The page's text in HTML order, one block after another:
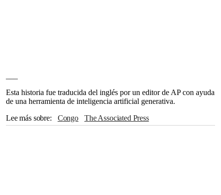
Esta historia fue traducida del inglés por un editor de AP con ayuda
de una herramienta de inteligencia artificial generativa.
Lee más sobre
Congo
The Associated Press